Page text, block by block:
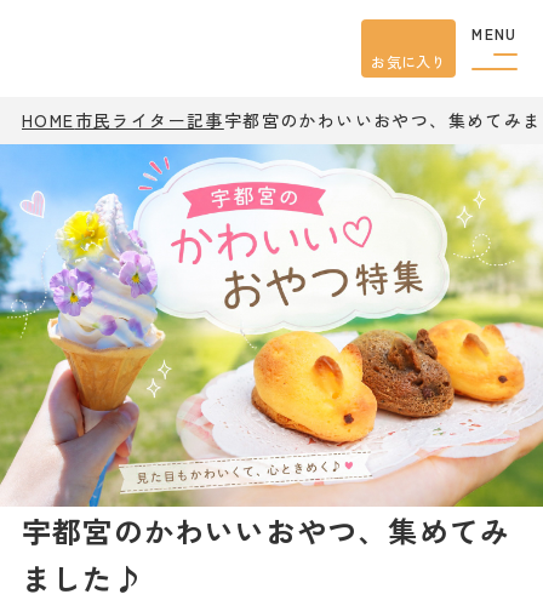
MENU
お気に入り
HOME市民ライター記事宇都宮のかわいいおやつ、集めてみ
宇都宮のかわいいおやつ、集めてみ
ました♪
観光案内
特集
餃子
グルメ
観光スポット
イベント
モデルコース
宿泊
アクセス
ピックアップ
はじめての宇都宮
宇都宮市民ライター
記事
市民がおすすめ！餃